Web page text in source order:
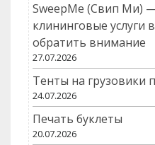
SweepMe (Свип Ми)
клининговые услуги
обратить внимание
27.07.2026
Тенты на грузовики
24.07.2026
Печать буклеты
20.07.2026